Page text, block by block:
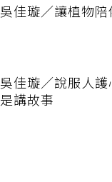
吳佳璇／讓植物陪
吳佳璇／說服人
是講故事